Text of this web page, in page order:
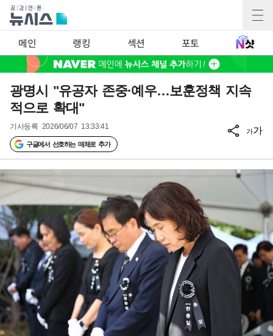
메인 랭킹 섹션 포토
광명시 "유공자 존중·예우…보훈정책 지속
적으로 확대"
기사등록 2026/06/07 13:33:41
구글에서 선호하는 매체로 추가
가가